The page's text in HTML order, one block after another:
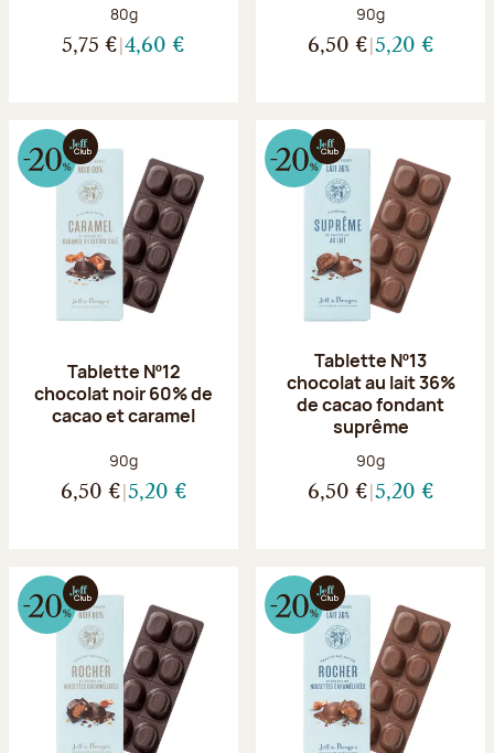
Poids net :
80g
5,75 € 4,60 €
Poids net :
90g
6,50 € 5,20 €
Tablette Nº12
chocolat noir 60% de
cacao et caramel
Poids net :
90g
6,50 € 5,20 €
Tablette Nº13
chocolat au lait 36%
de cacao fondant
suprême
Poids net :
90g
6,50 € 5,20 €